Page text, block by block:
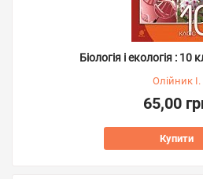
Біологія і екологія : 10
Олійник І.
65,00
Купити